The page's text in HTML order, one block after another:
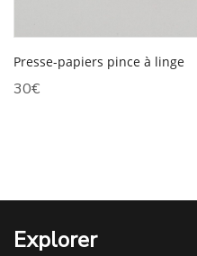
Presse-papiers pince à linge
30€
Explorer